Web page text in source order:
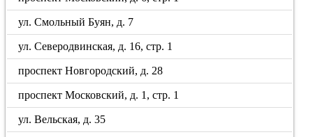
ул. Смольный Буян, д. 7
ул. Северодвинская, д. 16, стр. 1
проспект Новгородский, д. 28
проспект Московский, д. 1, стр. 1
ул. Вельская, д. 35